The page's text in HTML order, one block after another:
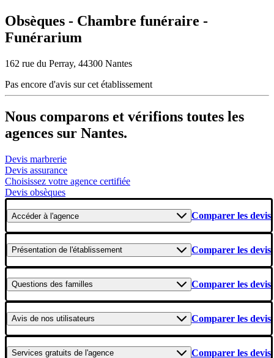
Obsèques - Chambre funéraire -
Funérarium
162 rue du Perray, 44300 Nantes
Pas encore d'avis sur cet établissement
Nous comparons et vérifions toutes les
agences sur Nantes.
Devis marbrerie
Devis assurance
Choisissez votre agence certifiée
Devis obsèques
Accéderà l'agence Comparer les devis
Présentation de l'établissement Comparer les devis
Questions des familles Comparer les devis
Avis de nos utilisateurs Comparer les devis
Services gratuits de l'agence Comparer les devis